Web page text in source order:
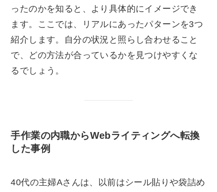
ったのかを知ると、より具体的にイメージでき
ます。ここでは、リアルにあったパターンを3つ
紹介します。自分の状況と照らし合わせること
で、どの方法が合っているかを見つけやすくな
るでしょう。
手作業の内職からWebライティングへ転換
した事例
40代の主婦Aさんは、以前はシール貼りや袋詰め